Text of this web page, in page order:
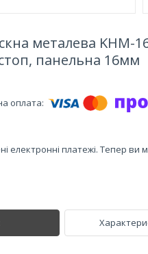
металева KHM-
панельна 16мм
електронні платежі. Тепер